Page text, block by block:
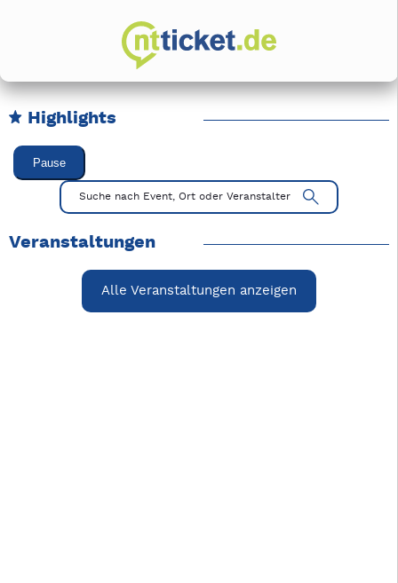
Highlights
Karussell Veranstaltungen überspringen
Pause
Mit Tab zu den Steuerelementen wechseln. Mit Pfeiltasten
Suche nach Event, Ort oder Veranstalter
Veranstaltungen
Alle Veranstaltungen anzeigen